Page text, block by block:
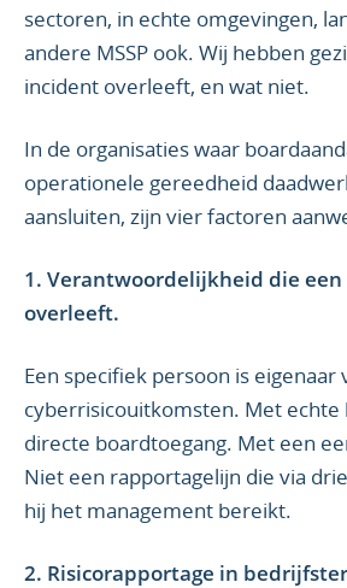
sectoren, in echte omgevingen,
andere MSSP ook. Wij hebben
incident overleeft, en wat niet.
In de organisaties waar
operationele gereedheid
aansluiten, zijn vier factoren
1. Verantwoordelijkheid die
overleeft.
Een specifiek persoon is eigenaar
cyberrisicouitkomsten. Met
directe boardtoegang. Met een
Niet een rapportagelijn die via
hij het management bereikt.
2. Risicorapportage in